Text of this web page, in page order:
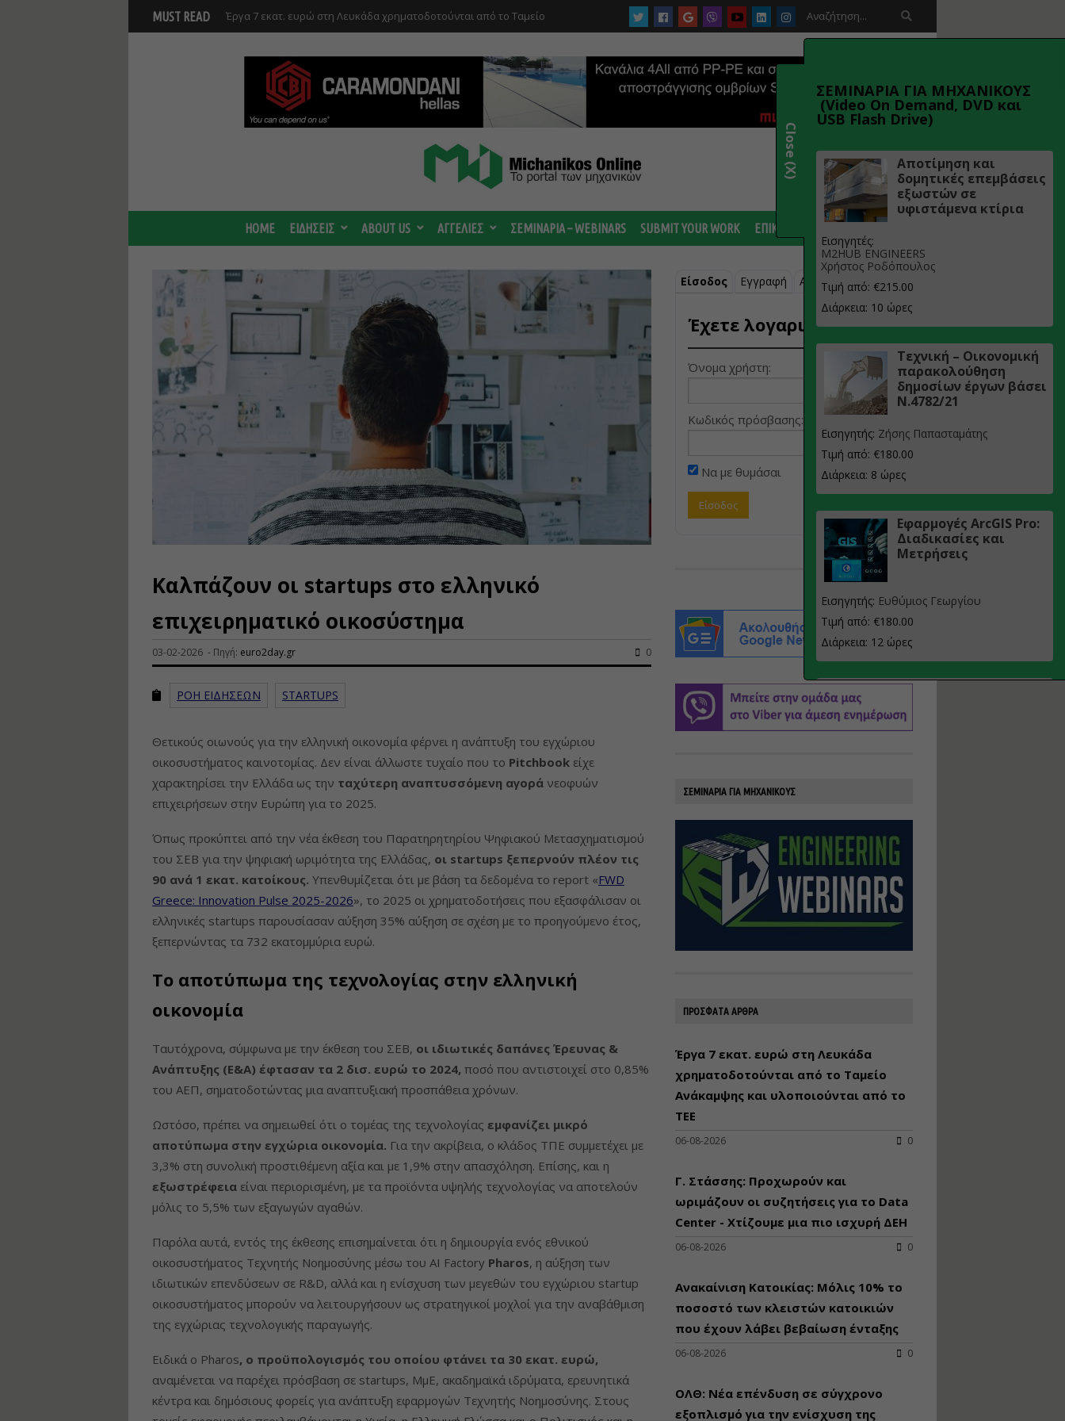
MUST READ Έργα 7 εκατ. ευρώ στη Λευκάδα χρηματοδοτούνται από το Ταμείο
Γ. Στάσσης: Προχωρούν και ωριμάζουν οι συζητήσεις για το Data
Center - Χτίζουμε μια πιο ισχυρή ΔΕΗ

HOME ΕΙΔΗΣΕΙΣ ABOUT US ΑΓΓΕΛΙΕΣ ΣΕΜΙΝΑΡΙΑ – WEBINARS SUBMIT YOUR WORK ΕΠΙΚΟΙΝΩΝΙΑ
Καλπάζουν οι startups στο ελληνικό
επιχειρηματικό οικοσύστημα
03-02-2026 - Πηγή: euro2day.gr 0
ΡΟΗ ΕΙΔΗΣΕΩΝ STARTUPS
Θετικούς οιωνούς για την ελληνική οικονομία φέρνει η ανάπτυξη του εγχώριου
οικοσυστήματος καινοτομίας. Δεν είναι άλλωστε τυχαίο που το Pitchbook είχε
χαρακτηρίσει την Ελλάδα ως την ταχύτερη αναπτυσσόμενη αγορά νεοφυών
επιχειρήσεων στην Ευρώπη για το 2025.
Όπως προκύπτει από την νέα έκθεση του Παρατηρητηρίου Ψηφιακού Μετασχηματισμού
του ΣΕΒ για την ψηφιακή ωριμότητα της Ελλάδας, οι startups ξεπερνούν πλέον τις
90 ανά 1 εκατ. κατοίκους. Υπενθυμίζεται ότι με βάση τα δεδομένα το report «FWD
Greece: Innovation Pulse 2025-2026», το 2025 οι χρηματοδοτήσεις που εξασφάλισαν οι
ελληνικές startups παρουσίασαν αύξηση 35% αύξηση σε σχέση με το προηγούμενο έτος,
ξεπερνώντας τα 732 εκατομμύρια ευρώ.
Το αποτύπωμα της τεχνολογίας στην ελληνική
οικονομία
Ταυτόχρονα, σύμφωνα με την έκθεση του ΣΕΒ, οι ιδιωτικές δαπάνες Έρευνας &
Ανάπτυξης (Ε&Α) έφτασαν τα 2 δισ. ευρώ το 2024, ποσό που αντιστοιχεί στο 0,85%
του ΑΕΠ, σηματοδοτώντας μια αναπτυξιακή προσπάθεια χρόνων.
Ωστόσο, πρέπει να σημειωθεί ότι ο τομέας της τεχνολογίας εμφανίζει μικρό
αποτύπωμα στην εγχώρια οικονομία. Για την ακρίβεια, ο κλάδος ΤΠΕ συμμετέχει με
3,3% στη συνολική προστιθέμενη αξία και με 1,9% στην απασχόληση. Επίσης, και η
εξωστρέφεια είναι περιορισμένη, με τα προϊόντα υψηλής τεχνολογίας να αποτελούν
μόλις το 5,5% των εξαγωγών αγαθών.
Παρόλα αυτά, εντός της έκθεσης επισημαίνεται ότι η δημιουργία ενός εθνικού
οικοσυστήματος Τεχνητής Νοημοσύνης μέσω του AI Factory Pharos, η αύξηση των
ιδιωτικών επενδύσεων σε R&D, αλλά και η ενίσχυση των μεγεθών του εγχώριου startup
οικοσυστήματος μπορούν να λειτουργήσουν ως στρατηγικοί μοχλοί για την αναβάθμιση
της εγχώριας τεχνολογικής παραγωγής.
Ειδικά ο Pharos, ο προϋπολογισμός του οποίου φτάνει τα 30 εκατ. ευρώ,
αναμένεται να παρέχει πρόσβαση σε startups, ΜμΕ, ακαδημαϊκά ιδρύματα, ερευνητικά
κέντρα και δημόσιους φορείς για ανάπτυξη εφαρμογών Τεχνητής Νοημοσύνης. Στους
Είσοδος Εγγραφή Ανάκτηση κωδικού
Έχετε λογαριασμό;
Όνομα χρήστη:
Κωδικός πρόσβασης:
Να με θυμάσαι
ΣΕΜΙΝΑΡΙΑ ΓΙΑ ΜΗΧΑΝΙΚΟΥΣ
ΠΡΟΣΦΑΤΑ ΑΡΘΡΑ
Έργα 7 εκατ. ευρώ στη Λευκάδα
χρηματοδοτούνται από το Ταμείο
Ανάκαμψης και υλοποιούνται από το
ΤΕΕ
06-08-2026 0
Γ. Στάσσης: Προχωρούν και
ωριμάζουν οι συζητήσεις για το Data
Center - Χτίζουμε μια πιο ισχυρή ΔΕΗ
06-08-2026 0
Ανακαίνιση Κατοικίας: Μόλις 10% το
ποσοστό των κλειστών κατοικιών
που έχουν λάβει βεβαίωση ένταξης
06-08-2026 0
ΟΛΘ: Νέα επένδυση σε σύγχρονο
εξοπλισμό για την ενίσχυση της
ΣΕΜΙΝΑΡΙΑ ΓΙΑ ΜΗΧΑΝΙΚΟΥΣ
(Video On Demand, DVD και
USB Flash Drive)
Αποτίμηση και
δομητικές επεμβάσεις
εξωστών σε
υφιστάμενα κτίρια
Εισηγητές:
M2HUB ENGINEERS
Χρήστος Ροδόπουλος
Τιμή από: €215.00
Διάρκεια: 10 ώρες
Τεχνική – Οικονομική
παρακολούθηση
δημοσίων έργων βάσει
Ν.4782/21
Εισηγητής: Ζήσης Παπασταμάτης
Τιμή από: €180.00
Διάρκεια: 8 ώρες
Εφαρμογές ArcGIS Pro:
Διαδικασίες και
Μετρήσεις
Εισηγητής: Ευθύμιος Γεωργίου
Τιμή από: €180.00
Διάρκεια: 12 ώρες
υλοποίηση
φωτοβολταϊκών
Τιμή από: €230.00
Διάρκεια: 16 ώρες
Αρχιτεκτονικός
Σχεδιασμός με το
Rhinoceros
κoλυμβητικής
υδατοδεξαμενής
Χρήστος Ροδόπουλος
Διάρκεια: 14 ώρες
Διαδικασία
αδειοδότησης και
έκδοσης
κατάταξης
Εισηγητές:
Γραμματή Μπακλατσή
Νικόλαος Σαρούκος
Διάρκεια: 8 ώρες
Close (X)